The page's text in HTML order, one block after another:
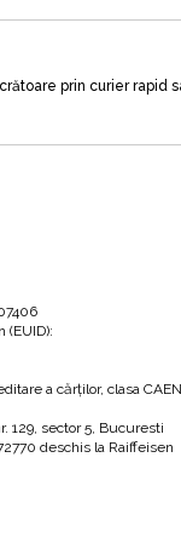
Bokashi,
cu valoarea
de ani
cel al lui
alimente mai
detaliază ce
făcute
nevoie în
de calitate
prin curier rapid
(EUID):
a cărţilor, clasa CAEN
129, sector 5, Bucuresti
deschis la Raiffeisen